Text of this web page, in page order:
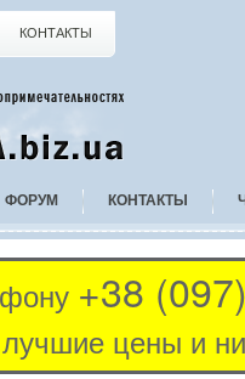
КОНТАКТЫ
ФОРУМ КОНТАКТЫ
+38
цены и